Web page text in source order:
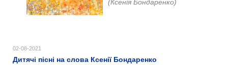
(Ксенія Бондаренко)
02-08-2021
Дитячі пісні на слова Ксенії Бондаренко